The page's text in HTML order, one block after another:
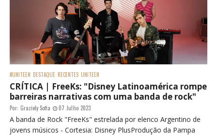
#UNITEEN DESTAQUE RECENTES UNITEEN
CRÍTICA | FreeKs: "Disney Latinoamérica rompe
barreiras narrativas com uma banda de rock"
Por: Graziely Sofia 07 Julho 2023
A banda de Rock "FreeKs" estrelada por elenco Argentino de
jovens músicos - Cortesia: Disney PlusProdução da Pampa